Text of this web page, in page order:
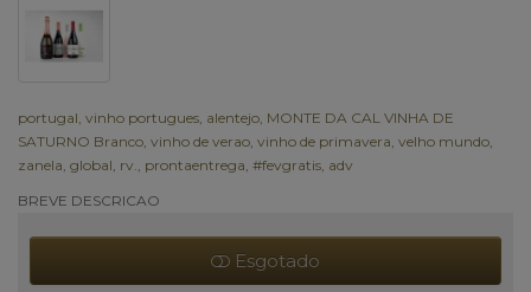
portugal vinho portugues alentejo MONTE DA CAL VINHA DE
SATURNO Branco vinho de verao vinho de primavera velho mundo
zanela global rv. prontaentrega #fevgratis adv
BREVE DESCRICAO
Esgotado